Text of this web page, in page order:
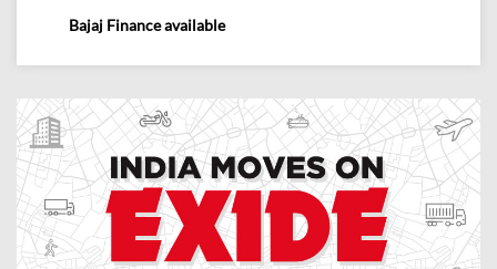
Bajaj Finance available